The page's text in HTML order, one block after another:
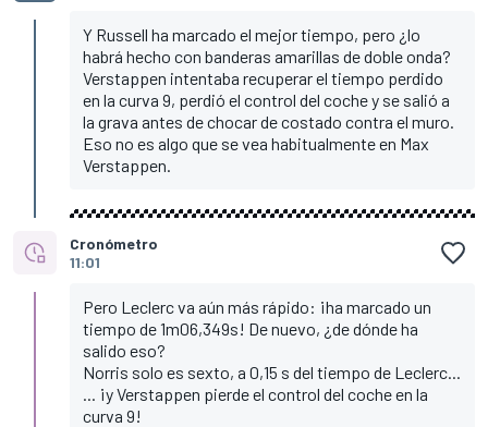
Y Russell ha marcado el mejor tiempo, pero ¿lo
habrá hecho con banderas amarillas de doble onda?
Verstappen intentaba recuperar el tiempo perdido
en la curva 9, perdió el control del coche y se salió a
la grava antes de chocar de costado contra el muro.
Eso no es algo que se vea habitualmente en Max
Verstappen.
Cronómetro
11:01
Pero Leclerc va aún más rápido: ¡ha marcado un
tiempo de 1m06,349s! De nuevo, ¿de dónde ha
salido eso?
Norris solo es sexto, a 0,15 s del tiempo de Leclerc...
... ¡y Verstappen pierde el control del coche en la
curva 9!